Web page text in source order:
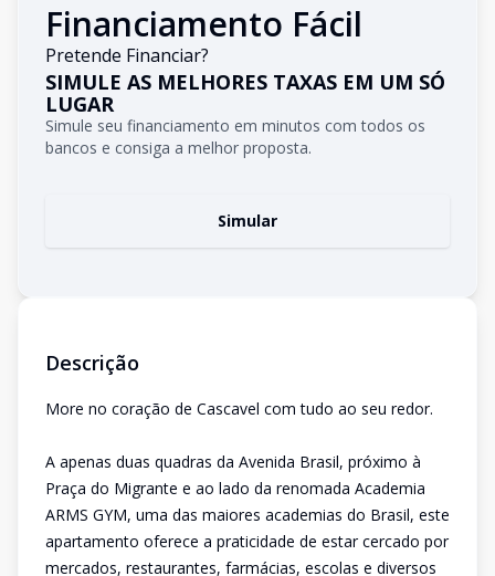
Financiamento Fácil
Pretende Financiar?
SIMULE AS MELHORES TAXAS EM UM SÓ
LUGAR
Simule seu financiamento em minutos com todos os
bancos e consiga a melhor proposta.
Simular
Descrição
More no coração de Cascavel com tudo ao seu redor.
A apenas duas quadras da Avenida Brasil, próximo à
Praça do Migrante e ao lado da renomada Academia
ARMS GYM, uma das maiores academias do Brasil, este
apartamento oferece a praticidade de estar cercado por
mercados, restaurantes, farmácias, escolas e diversos